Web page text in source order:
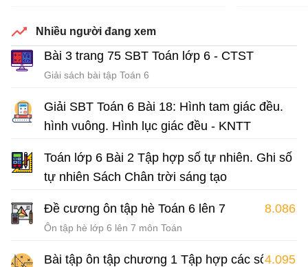
Nhiều người đang xem
Bài 3 trang 75 SBT Toán lớp 6 - CTST
Giải sách bài tập Toán 6
Giải SBT Toán 6 Bài 18: Hình tam giác đều.
hình vuông. Hình lục giác đều - KNTT
Toán lớp 6 Bài 2 Tập hợp số tự nhiên. Ghi số
tự nhiên Sách Chân trời sáng tạo
Đề cương ôn tập hè Toán 6 lên 7 8.086
Ôn tập hè lớp 6 lên 7 môn Toán
Bài tập ôn tập chương 1 Tập hợp các số tự
4.095